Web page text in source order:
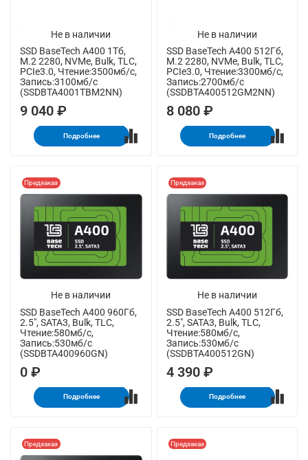
Не в наличии
SSD BaseTech A400 1Тб,
M.2 2280, NVMe, Bulk, TLC,
PCIe3.0, Чтение:3500мб/с,
Запись:3100мб/с
(SSDBTA4001TBM2NN)
9 040 ₽
Подробнее
Не в наличии
SSD BaseTech A400 512Гб,
M.2 2280, NVMe, Bulk, TLC,
PCIe3.0, Чтение:3300мб/с,
Запись:2700мб/с
(SSDBTA400512GM2NN)
8 080 ₽
Подробнее
Не в наличии
Предзаказ
SSD BaseTech A400 960Гб,
2.5", SATA3, Bulk, TLC,
Чтение:580мб/с,
Запись:530мб/с
(SSDBTA400960GN)
0 ₽
Подробнее
Не в наличии
Предзаказ
SSD BaseTech A400 512Гб,
2.5", SATA3, Bulk, TLC,
Чтение:580мб/с,
Запись:530мб/с
(SSDBTA400512GN)
4 390 ₽
Подробнее
Предзаказ Предзаказ